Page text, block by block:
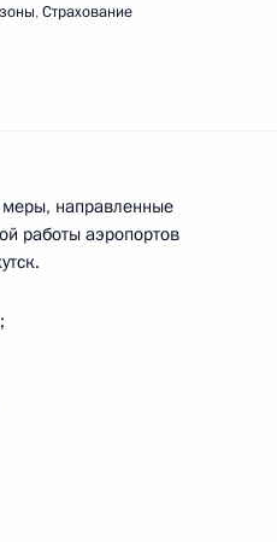
,Страхование
направленные
работы аэропортов